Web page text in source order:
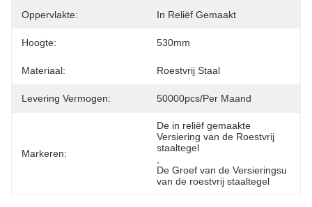
Oppervlakte: In Reliëf Gemaakt
Hoogte: 530mm
Materiaal: Roestvrij Staal
Levering Vermogen: 50000pcs/per Maand
Markeren:
De in reliëf gemaakte
Versiering van de Roestvrij
staaltegel
De Groef van de Versieringsu
van de roestvrij staaltegel